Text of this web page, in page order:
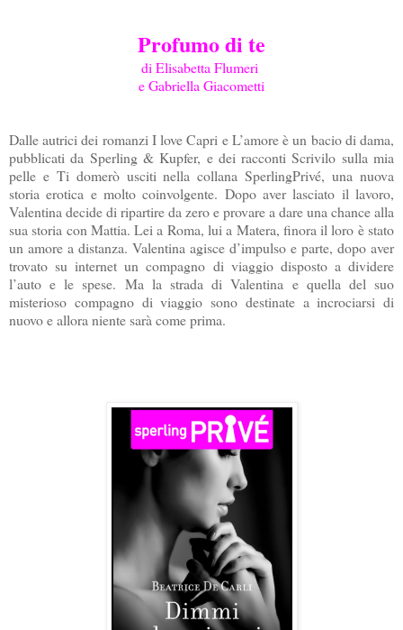
Profumo di te
di Elisabetta Flumeri
e Gabriella Giacometti
Dalle autrici dei romanzi I love Capri e L’amore è un bacio di dama,
pubblicati da Sperling & Kupfer, e dei racconti Scrivilo sulla mia
pelle e Ti domerò usciti nella collana SperlingPrivé, una nuova
storia erotica e molto coinvolgente. Dopo aver lasciato il lavoro,
Valentina decide di ripartire da zero e provare a dare una chance alla
sua storia con Mattia. Lei a Roma, lui a Matera, finora il loro è stato
un amore a distanza. Valentina agisce d’impulso e parte, dopo aver
trovato su internet un compagno di viaggio disposto a dividere
l’auto e le spese. Ma la strada di Valentina e quella del suo
misterioso compagno di viaggio sono destinate a incrociarsi di
nuovo e allora niente sarà come prima.